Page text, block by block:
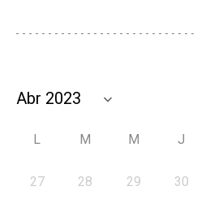
L M M J
27 28 29 30